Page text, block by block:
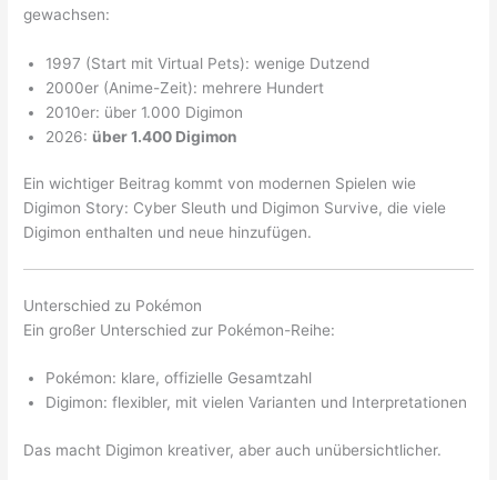
gewachsen:
1997 (Start mit Virtual Pets): wenige Dutzend
2000er (Anime-Zeit): mehrere Hundert
2010er: über 1.000 Digimon
2026: über 1.400 Digimon
Ein wichtiger Beitrag kommt von modernen Spielen wie
Digimon Story: Cyber Sleuth und Digimon Survive, die viele
Digimon enthalten und neue hinzufügen.
Unterschied zu Pokémon
Ein großer Unterschied zur Pokémon-Reihe:
Pokémon: klare, offizielle Gesamtzahl
Digimon: flexibler, mit vielen Varianten und Interpretationen
Das macht Digimon kreativer, aber auch unübersichtlicher.